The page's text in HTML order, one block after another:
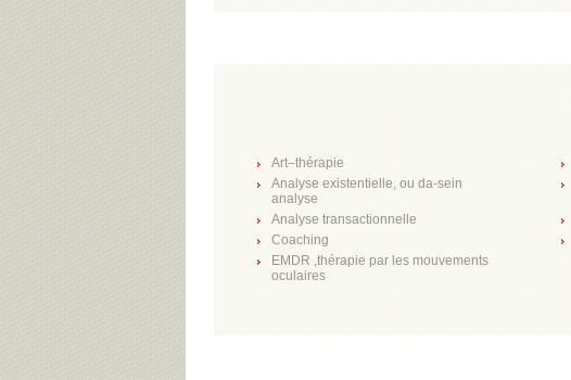
Art–thérapie
Analyse existentielle, ou da-sein
analyse
Analyse transactionnelle
Coaching
EMDR ,thérapie par les mouvements
oculaires